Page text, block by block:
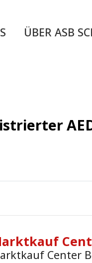
ÜBER ASB
Center